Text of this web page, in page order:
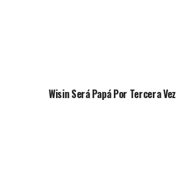
Wisin Será Papá Por Tercera Vez